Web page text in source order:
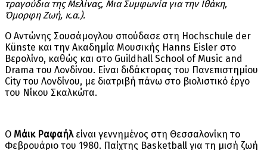
τραγούδια της Μελίνας, Μια Συμφωνία για την Ιθάκη,
Όμορφη Ζωή, κ.α.).
Ο Αντώνης Σουσάμογλου σπούδασε στη Hochschule der
Künste και την Ακαδημία Μουσικής Hanns Eisler στο
Βερολίνο, καθώς και στο Guildhall School of Music and
Drama του Λονδίνου. Είναι διδάκτορας του Πανεπιστημίου
City του Λονδίνου, με διατριβή πάνω στο βιολιστικό έργο
του Νίκου Σκαλκώτα.
Ο Μάικ Ραφαήλείναι γεννημένος στη Θεσσαλονίκη το
Φεβρουάριο του 1980. Παίχτης Basketball για τη μισή ζωή